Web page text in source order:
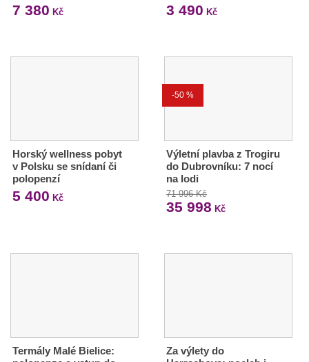
7 380 Kč 3 490 Kč
Horský wellness pobyt
v Polsku se snídaní či
polopenzí
5 400 Kč
-50 %
Výletní plavba z Trogiru
do Dubrovníku: 7 nocí
na lodi
71 996 Kč
35 998 Kč
Termály Malé Bielice:
Za výlety do